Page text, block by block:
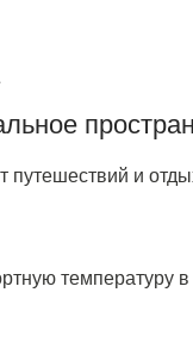
путешествий и
температуру